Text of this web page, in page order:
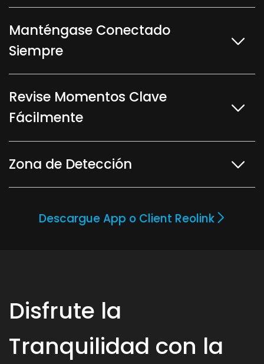
Manténgase Conectado
Siempre
Revise Momentos Clave
Fácilmente
Zona de Detección
Descargue App o Client Reolink
Disfrute la
Tranquilidad con la